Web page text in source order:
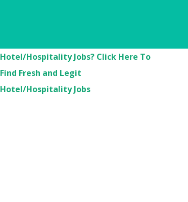
Hotel/Hospitality Jobs? Click Here To
Find Fresh and Legit
Hotel/Hospitality Jobs